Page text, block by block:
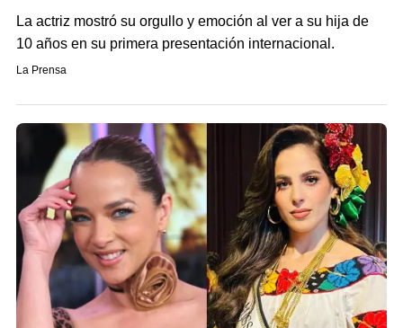
La actriz mostró su orgullo y emoción al ver a su hija de
10 años en su primera presentación internacional.
La Prensa